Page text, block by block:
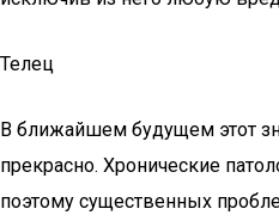
Телец
В ближайшем будущем этот
прекрасно. Хронические
поэтому существенных